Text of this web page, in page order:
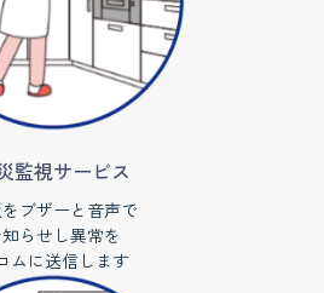
監視サービス
ブザーと音声で
知らせし異常を
ムに送信します